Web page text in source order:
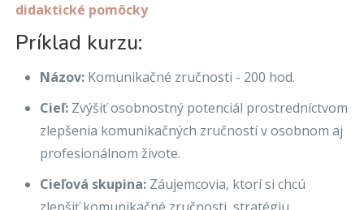
didaktické pomôcky
Príklad kurzu:
Názov: Komunikačné zručnosti - 200 hod.
Cieľ: Zvýšiť osobnostný potenciál prostredníctvom
zlepšenia komunikačných zručností v osobnom aj
profesionálnom živote.
Cieľová skupina: Záujemcovia, ktorí si chcú